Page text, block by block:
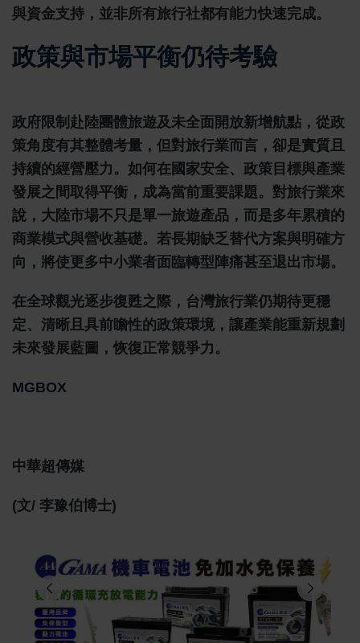
與資金支持，並非所有旅行社都有能力快速完成。
政策與市場平衡仍待考驗
政府限制赴陸團體旅遊及未全面開放新增航點，從政
策角度有其整體考量，但對旅行業而言，卻是實質且
持續的經營壓力。如何在國家安全、政策目標與產業
發展之間取得平衡，成為當前重要課題。對旅行業來
說，大陸市場不只是單一旅遊產品，而是多年累積的
商業模式與營收基礎。若長期缺乏替代方案與明確方
向，將使更多中小業者面臨轉型陣痛甚至退出市場。
在全球觀光逐步復甦之際，台灣旅行業仍期待更穩
定、清晰且具前瞻性的政策環境，讓產業能重新規劃
未來發展藍圖，恢復正常競爭力。
MGBOX
中華超傳媒
(文/ 李豫伯博士)